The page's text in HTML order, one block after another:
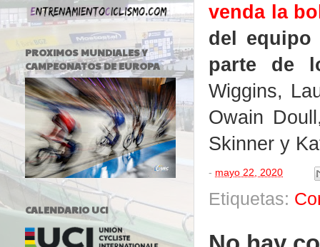
venda la
del
parte de
Wiggins,
Owain
Skinner y
- mayo 22, 2020
Etiquetas:
PROXIMOS MUNDIALES Y
CAMPEONATOS DE EUROPA
CALENDARIO UCI